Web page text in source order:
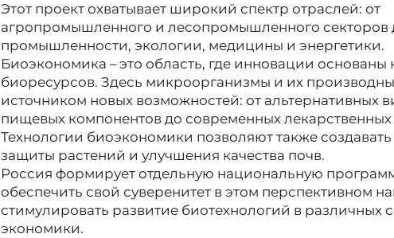
Этот проект охватывает широкий спектр отраслей: от
агропромышленного и лесопромышленного секторов
промышленности, экологии, медицины и энергетики.
Биоэкономика – это область, где инновации
биоресурсов. Здесь микроорганизмы и их
источником новых возможностей: от альтернативных
пищевых компонентов до современных лекарственных
Технологии биоэкономики позволяют также
защиты растений и улучшения качества почв.
Россия формирует отдельную национальную
обеспечить свой суверенитет в этом перспективном
стимулировать развитие биотехнологий в различных
экономики.